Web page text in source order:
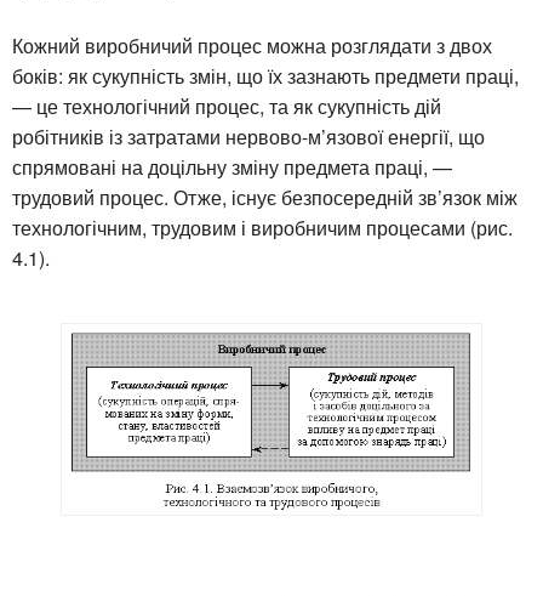
Кожний виробничий процес можна розглядати з двох
боків: як сукупність змін, що їх зазнають предмети праці,
— це технологічний процес, та як сукупність дій
робітників із затратами нервово-м’язової енергії, що
спрямовані на доцільну зміну предмета праці, —
трудовий процес. Отже, існує безпосередній зв’язок між
технологічним, трудовим і виробничим процесами (рис.
4.1).